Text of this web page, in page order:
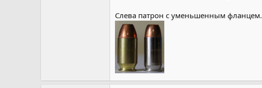
Слева патрон с уменьшенным фланцем.